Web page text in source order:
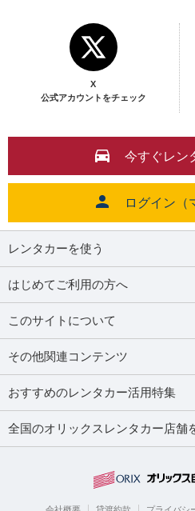
X
公式アカウントをチェック
今すぐレン
ログイン（
レンタカーを使う
はじめてご利用の方へ
このサイトについて
その他関連コンテンツ
おすすめのレンタカー活用特集
全国のオリックスレンタカー店舗
会社概要 貸渡約款 プライバシ